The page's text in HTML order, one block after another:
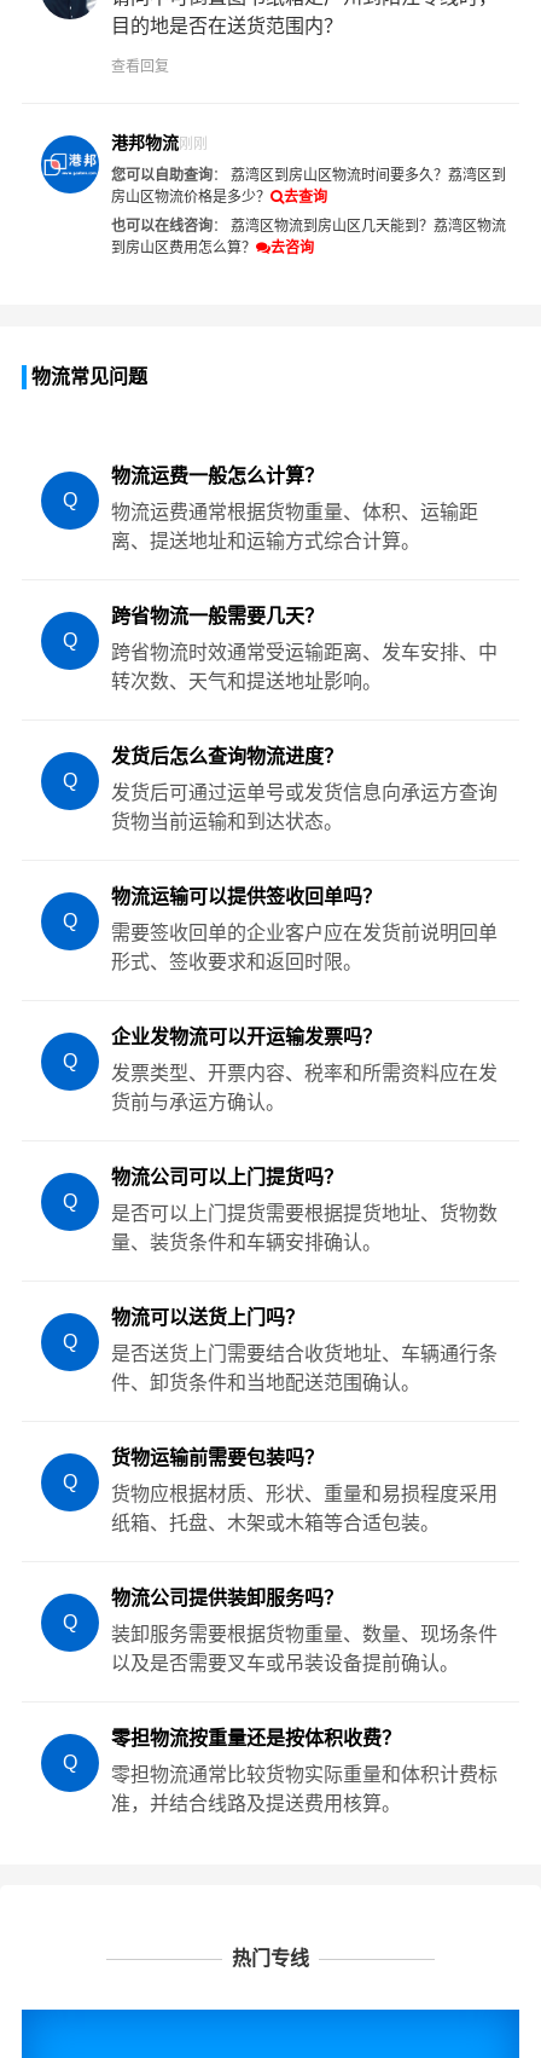
目的地是否在送货范围内？
查看回复
港邦物流刚刚
您可以自助查询： 荔湾区到房山区物流时间要多久？ 荔湾区到
房山区物流价格是多少？
去查询
也可以在线咨询： 荔湾区物流到房山区几天能到？ 荔湾区物流
到房山区费用怎么算？
去咨询
物流常见问题
Q
物流运费一般怎么计算？
物流运费通常根据货物重量、体积、运输距
离、提送地址和运输方式综合计算。
Q
跨省物流一般需要几天？
跨省物流时效通常受运输距离、发车安排、中
转次数、天气和提送地址影响。
Q
发货后怎么查询物流进度？
发货后可通过运单号或发货信息向承运方查询
货物当前运输和到达状态。
Q
物流运输可以提供签收回单吗？
需要签收回单的企业客户应在发货前说明回单
形式、签收要求和返回时限。
Q
企业发物流可以开运输发票吗？
发票类型、开票内容、税率和所需资料应在发
货前与承运方确认。
Q
物流公司可以上门提货吗？
是否可以上门提货需要根据提货地址、货物数
量、装货条件和车辆安排确认。
Q
物流可以送货上门吗？
是否送货上门需要结合收货地址、车辆通行条
件、卸货条件和当地配送范围确认。
Q
货物运输前需要包装吗？
货物应根据材质、形状、重量和易损程度采用
纸箱、托盘、木架或木箱等合适包装。
Q
物流公司提供装卸服务吗？
装卸服务需要根据货物重量、数量、现场条件
以及是否需要叉车或吊装设备提前确认。
Q
零担物流按重量还是按体积收费？
零担物流通常比较货物实际重量和体积计费标
准，并结合线路及提送费用核算。
热门专线